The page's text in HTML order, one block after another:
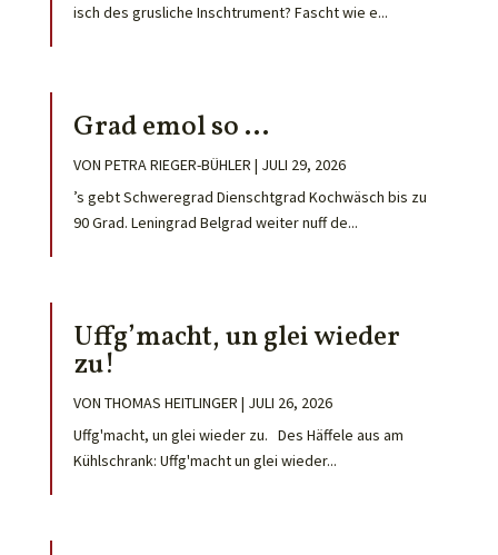
isch des grusliche Inschtrument? Fascht wie e...
Grad emol so …
VON PETRA RIEGER-BÜHLER | JULI 29, 2026
’s gebt Schweregrad Dienschtgrad Kochwäsch bis zu
90 Grad. Leningrad Belgrad weiter nuff de...
Uffg’macht, un glei wieder
zu!
VON THOMAS HEITLINGER | JULI 26, 2026
Uffg'macht, un glei wieder zu. Des Häffele aus am
Kühlschrank: Uffg'macht un glei wieder...